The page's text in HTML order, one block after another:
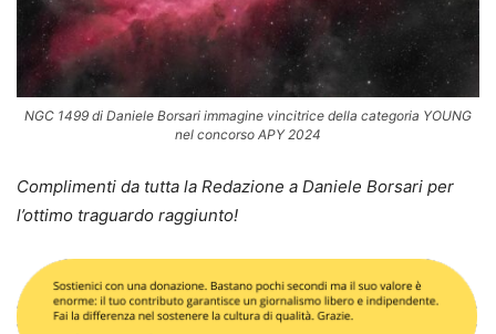
NGC 1499 di Daniele Borsari immagine vincitrice della categoria YOUNG
nel concorso APY 2024
Complimenti da tutta la Redazione a Daniele Borsari per
l’ottimo traguardo raggiunto!